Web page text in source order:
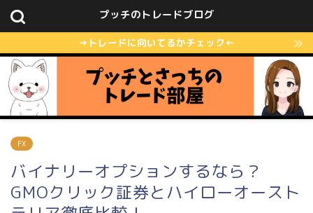
プッチのトレードブログ
→トレードに向いてるかチェック←
FX
バイナリーオプションするなら？
GMOクリック証券とハイローオースト